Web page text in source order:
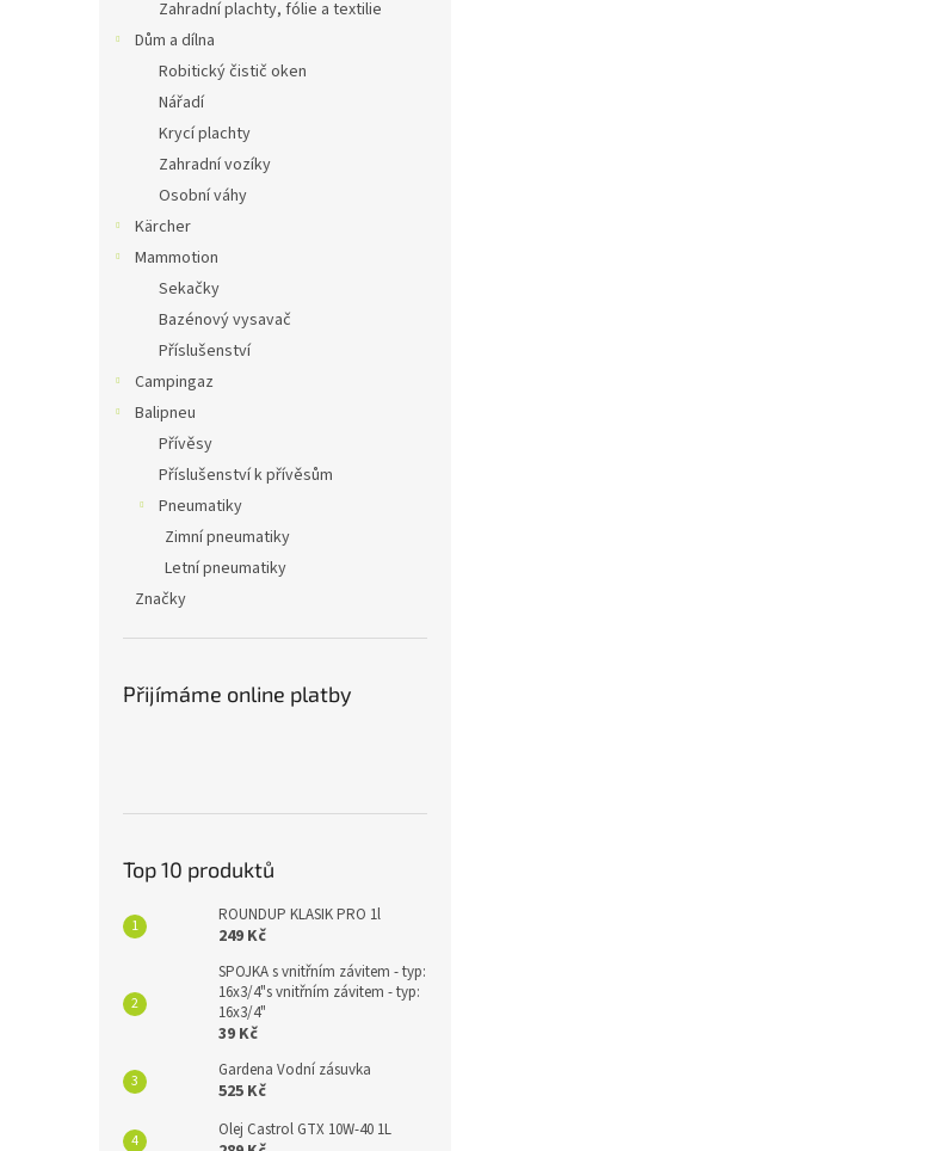
Zahradní plachty, fólie a textilie
Dům a dílna
Robitický čistič oken
Nářadí
Krycí plachty
Zahradní vozíky
Osobní váhy
Kärcher
Mammotion
Sekačky
Bazénový vysavač
Příslušenství
Campingaz
Balipneu
Přívěsy
Příslušenství k přívěsům
Pneumatiky
Zimní pneumatiky
Letní pneumatiky
Značky
Přijímáme online platby
Top 10 produktů
ROUNDUP KLASIK PRO 1l
249 Kč
SPOJKA s vnitřním závitem - typ:
16x3/4"s vnitřním závitem - typ:
16x3/4"
39 Kč
Gardena Vodní zásuvka
525 Kč
Olej Castrol GTX 10W-40 1L